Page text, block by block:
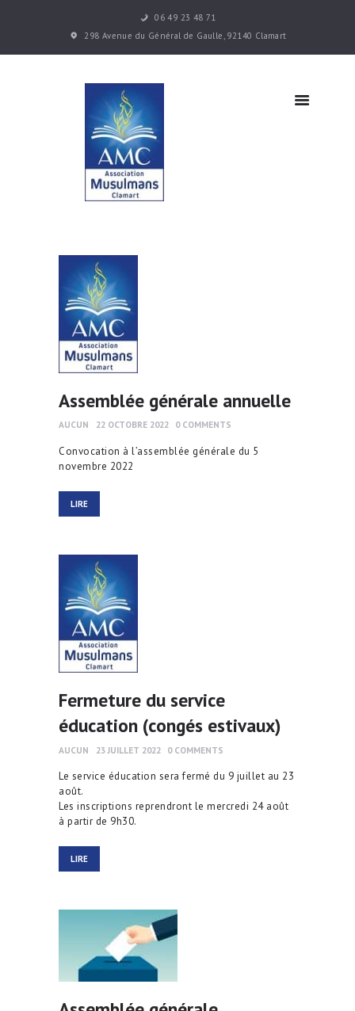
06 49 23 48 71
298 Avenue du Général de Gaulle, 92140 Clamart
Accueil
Les cours
pratiques
Actualités
Contacts
Assemblée générale annuelle
AUCUN 22 OCTOBRE 2022 0 COMMENTS
Convocation à l’assemblée générale du 5
novembre 2022
LIRE
Fermeture du service
éducation (congés estivaux)
AUCUN 23 JUILLET 2022 0 COMMENTS
Le service éducation sera fermé du 9 juillet au 23
août.
Les inscriptions reprendront le mercredi 24 août
à partir de 9h30.
LIRE